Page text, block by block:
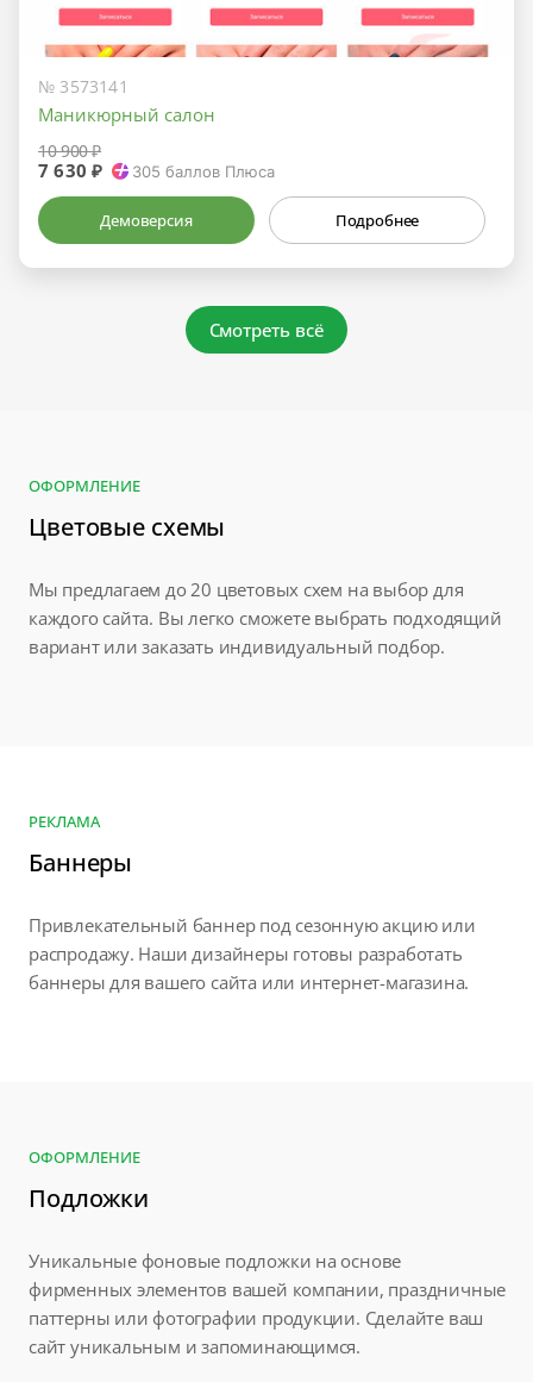
№ 3573141
Маникюрный салон
10 900 ₽
7 630 ₽ 305 баллов Плюса
Демоверсия Подробнее
Смотреть всё
ОФОРМЛЕНИЕ
Цветовые схемы
Мы предлагаем до 20 цветовых схем на выбор для
каждого сайта. Вы легко сможете выбрать подходящий
вариант или заказать индивидуальный подбор.
РЕКЛАМА
Баннеры
Привлекательный баннер под сезонную акцию или
распродажу. Наши дизайнеры готовы разработать
баннеры для вашего сайта или интернет-магазина.
ОФОРМЛЕНИЕ
Подложки
Уникальные фоновые подложки на основе
фирменных элементов вашей компании, праздничные
паттерны или фотографии продукции. Сделайте ваш
сайт уникальным и запоминающимся.